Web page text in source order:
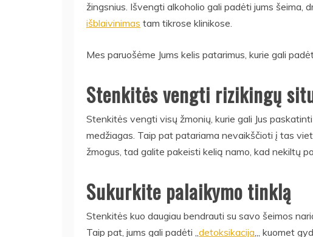
žingsnius. Išvengti alkoholio gali padėti jums šeima,
išblaivinimas tam tikrose klinikose.
Mes paruošėme Jums kelis patarimus, kurie gali
Stenkitės vengti rizikingų
Stenkitės vengti visų žmonių, kurie gali Jus
medžiagas. Taip pat patariama nevaikščioti į tas
žmogus, tad galite pakeisti kelią namo, kad nekiltų
Sukurkite palaikymo tinklą
Stenkitės kuo daugiau bendrauti su savo šeimos
Taip pat, jums gali padėti ,,detoksikacija„, kuomet